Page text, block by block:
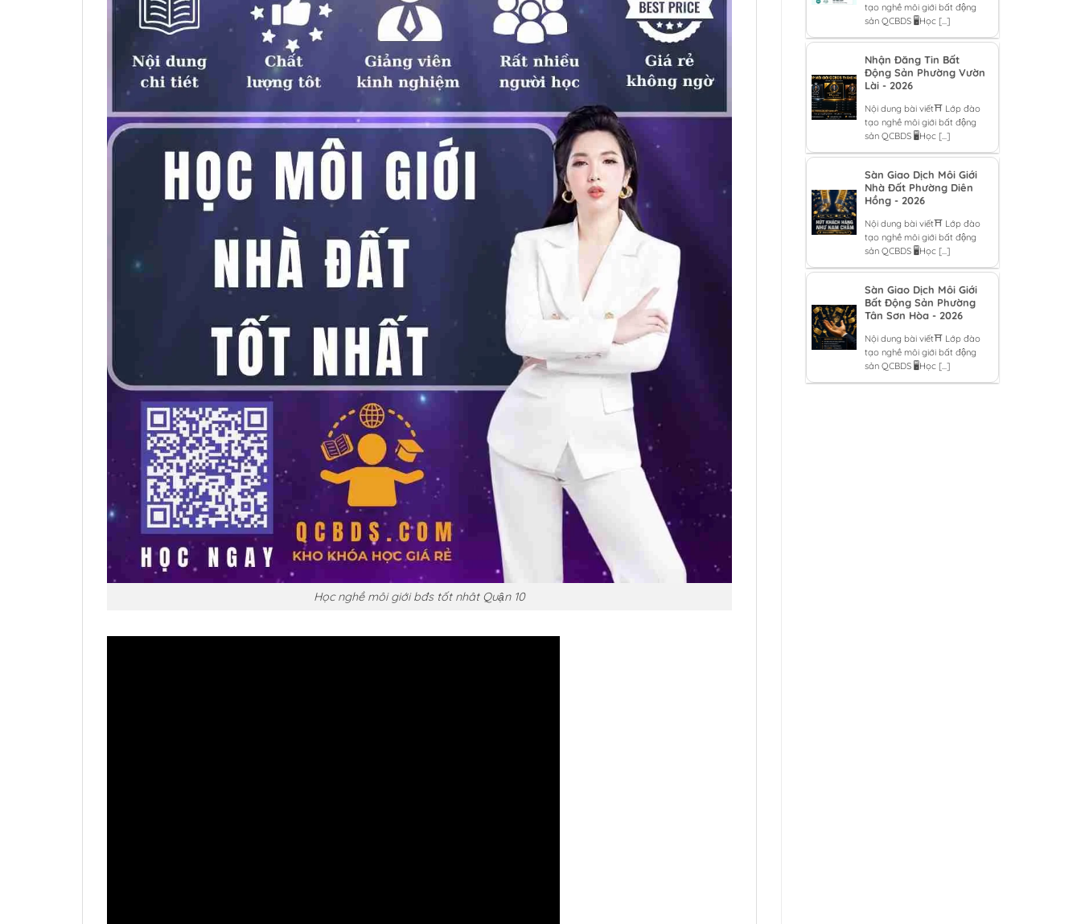
tạo nghề môi giới bất động
sản QCBDS 🖥️Học [...]
Nhận Đăng Tin Bất
Động Sản Phường Vườn
Lài - 2026
Nội dung bài viết⛩️ Lớp đào
tạo nghề môi giới bất động
sản QCBDS 🖥️Học [...]
Sàn Giao Dịch Môi Giới
Nhà Đất Phường Diên
Hồng - 2026
Nội dung bài viết⛩️ Lớp đào
tạo nghề môi giới bất động
sản QCBDS 🖥️Học [...]
Sàn Giao Dịch Môi Giới
Bất Động Sản Phường
Tân Sơn Hòa - 2026
Nội dung bài viết⛩️ Lớp đào
tạo nghề môi giới bất động
sản QCBDS 🖥️Học [...]
Học nghề môi giới bđs tốt nhât Quận 10